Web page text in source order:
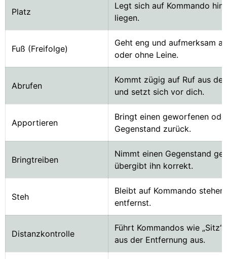
Platz
Legt sich auf Kommando
liegen.
Fuß (Freifolge)
Geht eng und aufmerksam
oder ohne Leine.
Abrufen
Kommt zügig auf Ruf aus
und setzt sich vor dich.
Apportieren
Bringt einen geworfenen
Gegenstand zurück.
Bringtreiben
Nimmt einen Gegenstand
übergibt ihn korrekt.
Steh
Bleibt auf Kommando
entfernst.
Distanzkontrolle
Führt Kommandos wie „Sitz“,
aus der Entfernung aus.